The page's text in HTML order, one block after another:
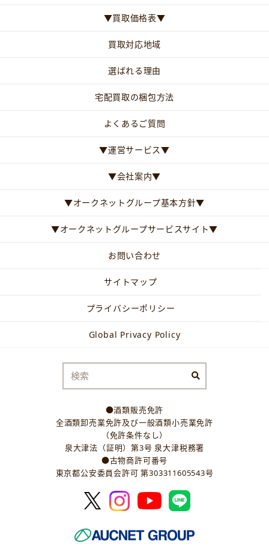
▼買取価格表▼
買取対応地域
選ばれる理由
宅配買取の梱包方法
よくあるご質問
▼運営サービス▼
▼会社案内▼
▼オークネットグループ基本方針▼
▼オークネットグループサービスサイト▼
お問い合わせ
サイトマップ
プライバシーポリシー
Global Privacy Policy
●酒類販売免許
全酒類卸売業免許及び一般酒類小売業免許
（免許条件なし）
泉大津法（証明）第3号 泉大津税務署
●古物商許可番号
東京都公安委員会許可 第303311605543号